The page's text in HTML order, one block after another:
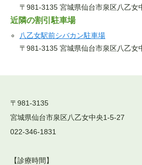
〒981-3135 宮城県仙台市泉区八乙女
近隣の割引駐車場
八乙女駅前シバカン駐車場
〒981-3135 宮城県仙台市泉区八乙女
〒981-3135
宮城県仙台市泉区八乙女中央1-5-27
022-346-1831
【診療時間】